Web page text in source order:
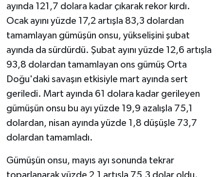
ayında 121,7 dolara kadar çıkarak rekor kırdı.
Ocak ayını yüzde 17,2 artışla 83,3 dolardan
tamamlayan gümüşün onsu, yükselişini şubat
ayında da sürdürdü. Şubat ayını yüzde 12,6 artışla
93,8 dolardan tamamlayan ons gümüş Orta
Doğu'daki savaşın etkisiyle mart ayında sert
geriledi. Mart ayında 61 dolara kadar gerileyen
gümüşün onsu bu ayı yüzde 19,9 azalışla 75,1
dolardan, nisan ayında yüzde 1,8 düşüşle 73,7
dolardan tamamladı.
Gümüşün onsu, mayıs ayı sonunda tekrar
toparlanarak yüzde 2,1 artışla 75,3 dolar oldu.